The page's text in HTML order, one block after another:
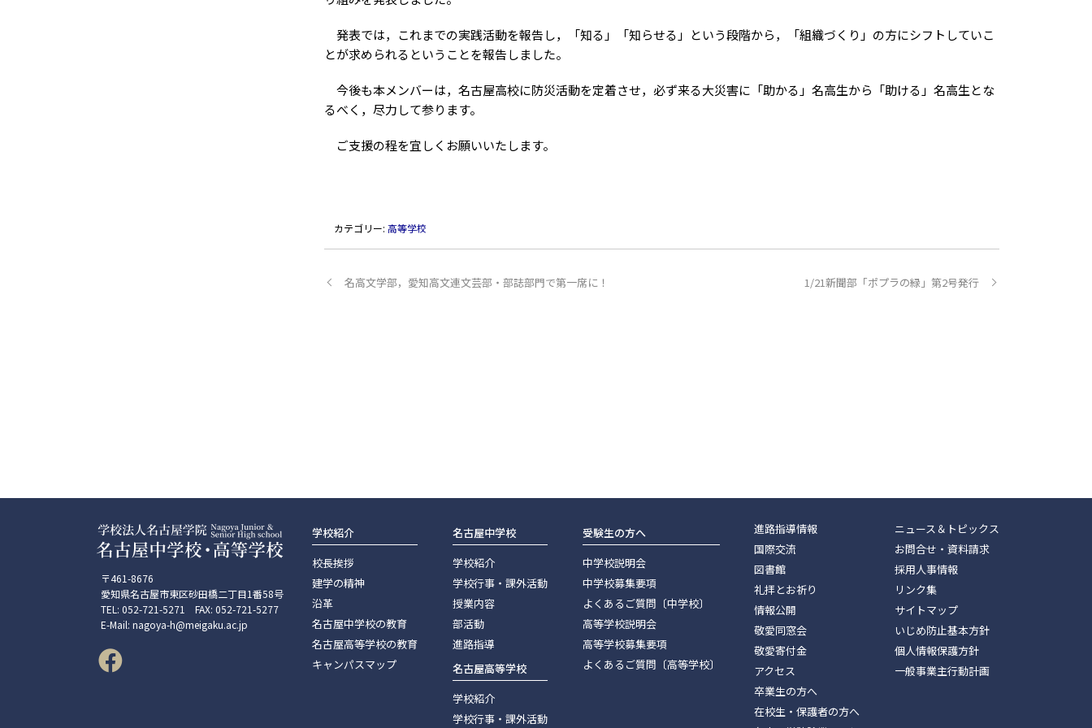
発表では，これまでの実践活動を報告し，「知る」「知らせる」という段階から，「組織づくり」の方にシフトしていこ
とが求められるということを報告しました。
今後も本メンバーは，名古屋高校に防災活動を定着させ，必ず来る大災害に「助かる」名高生から「助ける」名高生とな
るべく，尽力して参ります。
ご支援の程を宜しくお願いいたします。
カテゴリー: 高等学校
名高文学部，愛知高文連文芸部・部誌部門で第一席に！ 1/21新聞部「ポプラの緑」第2号発行
〒461-8676
愛知県名古屋市東区砂田橋二丁目1番58号
TEL: 052-721-5271 FAX: 052-721-5277
E-Mail: nagoya-h@meigaku.ac.jp
学校紹介
校長挨拶
建学の精神
沿革
名古屋中学校の教育
名古屋高等学校の教育
キャンパスマップ
名古屋中学校
学校紹介
学校行事・課外活動
授業内容
部活動
進路指導
名古屋高等学校
学校紹介
学校行事・課外活動
受験生の方へ
中学校説明会
中学校募集要項
よくあるご質問〔中学校〕
高等学校説明会
高等学校募集要項
よくあるご質問〔高等学校〕
進路指導情報
国際交流
図書館
礼拝とお祈り
情報公開
敬愛同窓会
敬愛寄付金
アクセス
卒業生の方へ
在校生・保護者の方へ
ニュース＆トピックス
お問合せ・資料請求
採用人事情報
リンク集
サイトマップ
いじめ防止基本方針
個人情報保護方針
一般事業主行動計画